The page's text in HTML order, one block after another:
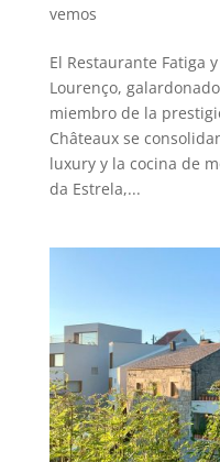
vemos
El Restaurante Fatiga
Lourenço,
miembro de la
Châteaux se
luxury y la cocina de
da Estrela,...